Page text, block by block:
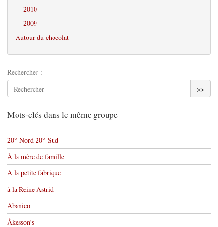
2010
2009
Autour du chocolat
Rechercher :
>>
Mots-clés dans le même groupe
20° Nord 20° Sud
À la mère de famille
À la petite fabrique
à la Reine Astrid
Abanico
Åkesson’s